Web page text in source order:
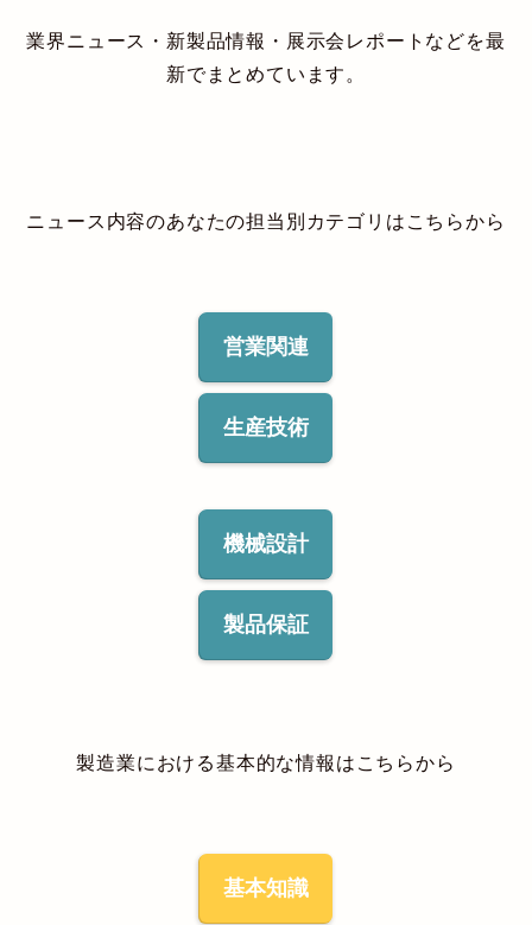
業界ニュース・新製品情報・展示会レポートなどを最
新でまとめています。
ニュース内容のあなたの担当別カテゴリはこちらから
営業関連
生産技術
機械設計
製品保証
製造業における基本的な情報はこちらから
基本知識